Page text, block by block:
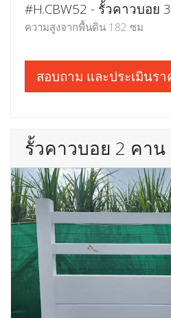
#H.CBW52 - รั้วคาวบอย
ความสูงจากพื้นดิน 182 ซม
สอบถาม และประเมินรา
รั้วคาวบอย 2 คา